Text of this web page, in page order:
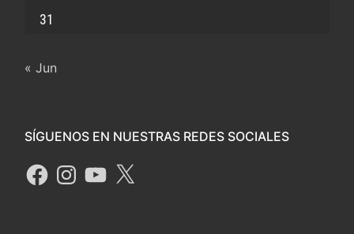
31
« Jun
SÍGUENOS EN NUESTRAS REDES SOCIALES